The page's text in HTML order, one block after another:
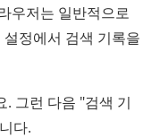
우저는 일반적으로
정에서 검색 기록을
그런 다음 "검색 기
다.